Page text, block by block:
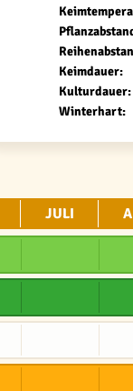
Keimdauer:
Kulturdauer:
Winterhart:
JULI